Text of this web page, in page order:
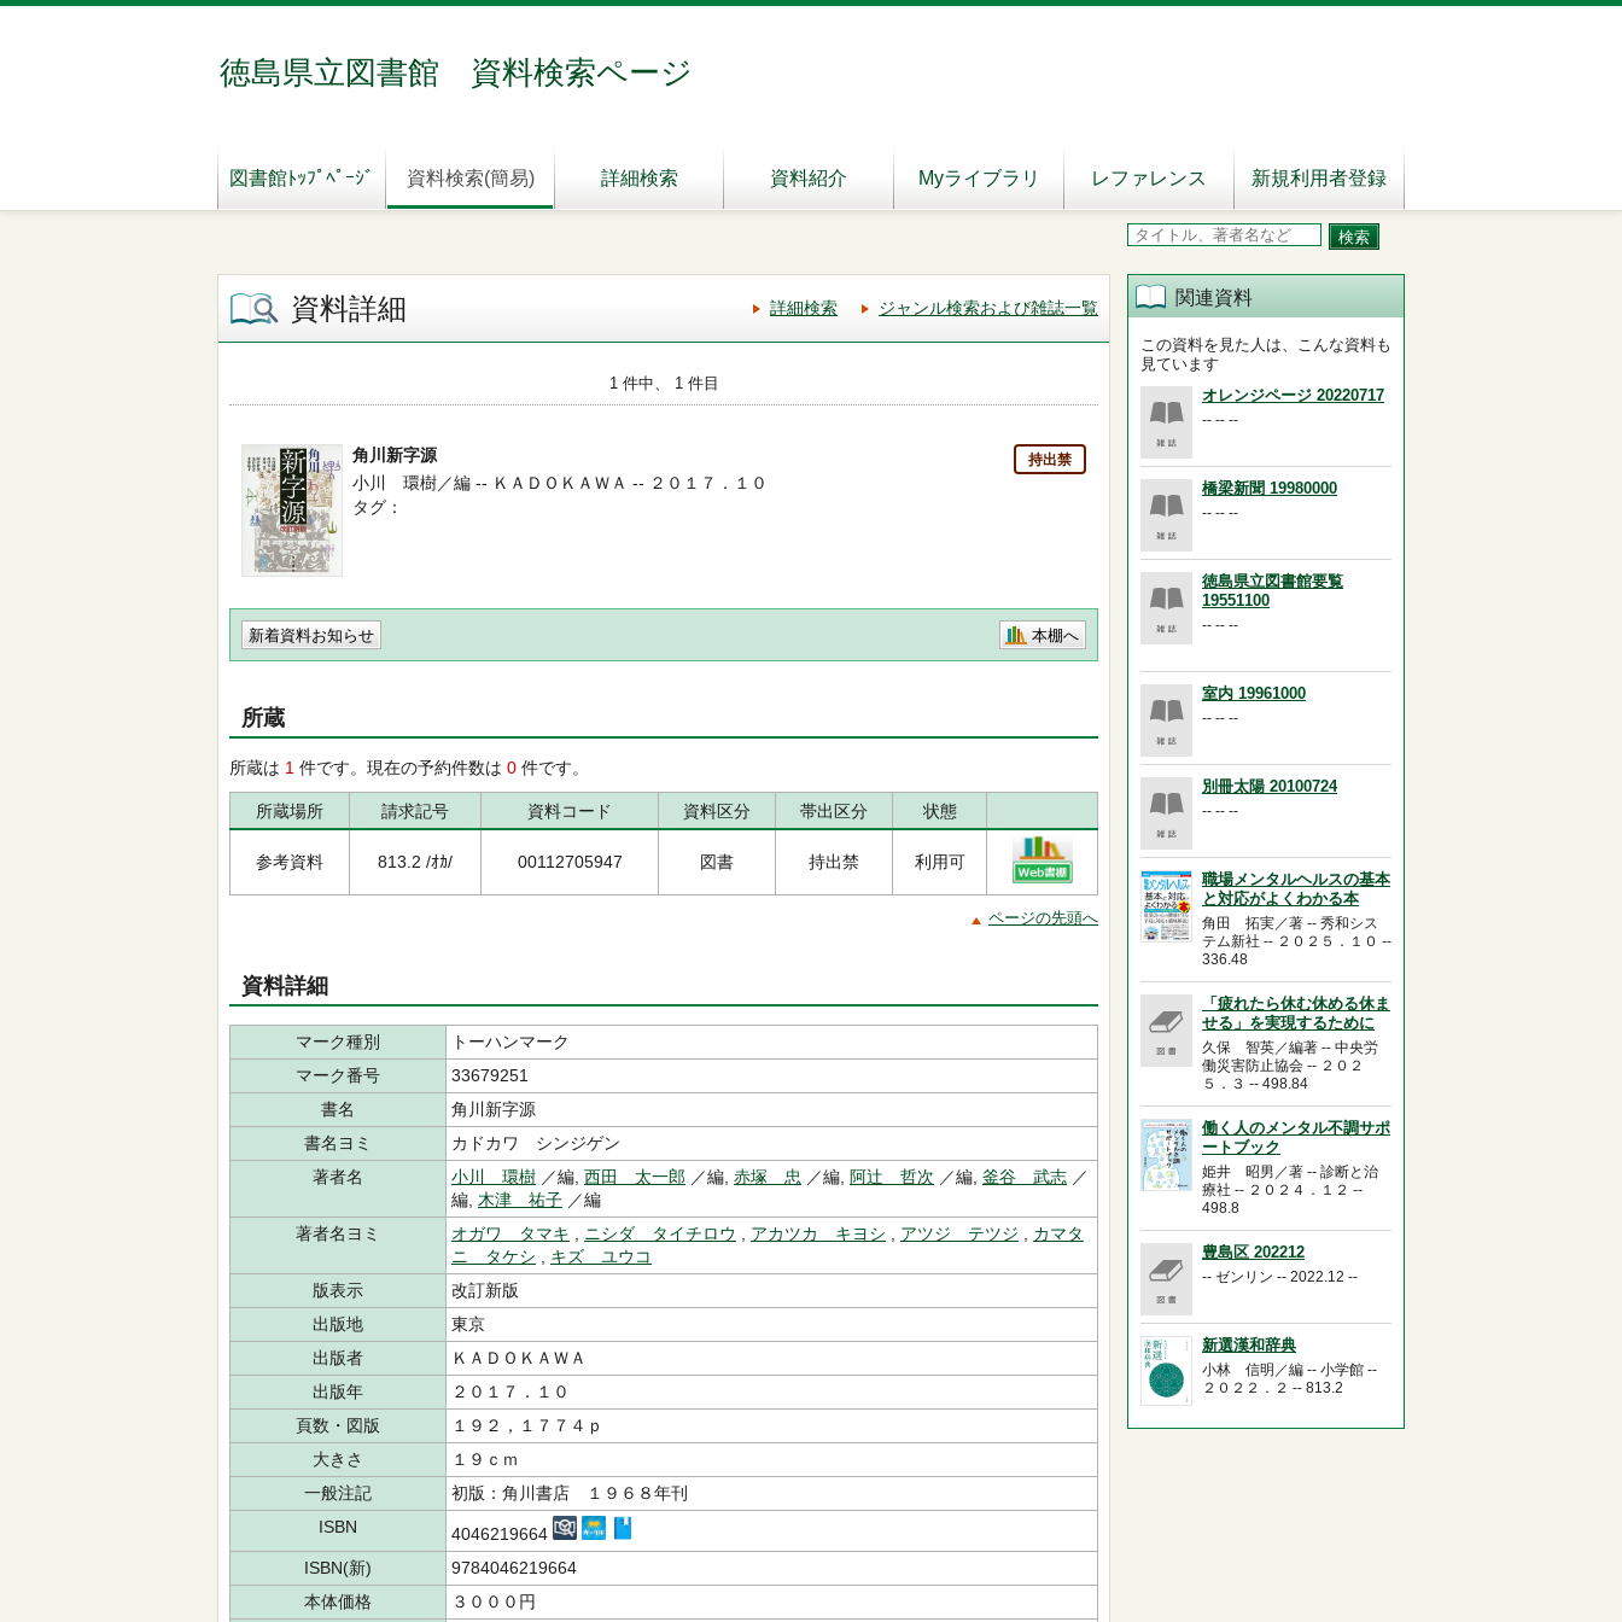
徳島県立図書館 資料検索ページ
図書館ﾄｯﾌﾟﾍﾟｰｼﾞ 資料検索(簡易) 詳細検索 資料紹介 Myライブラリ レファレンス 新規利用者登録
資料詳細 詳細検索 ジャンル検索および雑誌一覧
1 件中、 1 件目
角川新字源 持出禁
小川 環樹／編 -- ＫＡＤＯＫＡＷＡ -- ２０１７．１０
タグ
新着資料お知らせ 本棚へ
所蔵
所蔵は 1 件です。現在の予約件数は 0 件です。
所蔵場所 請求記号 資料コード 資料区分 帯出区分 状態
参考資料 813.2 /ｵｶ/ 00112705947 図書 持出禁 利用可
ページの先頭へ
資料詳細
マーク種別
トーハンマーク
マーク番号
33679251
書名
角川新字源
書名ヨミ
カドカワ シンジゲン
著者名
小川 環樹 ／編, 西田 太一郎 ／編, 赤塚 忠 ／編, 阿辻 哲次 ／編, 釜谷 武志 ／
編, 木津 祐子 ／編
著者名ヨミ
オガワ タマキ ニシダ タイチロウ アカツカ キヨシ アツジ テツジ
カマタ
ニ タケシ
キズ ユウコ
版表示
改訂新版
出版地
東京
出版者
ＫＡＤＯＫＡＷＡ
出版年
２０１７．１０
頁数・図版
１９２，１７７４ｐ
大きさ
１９ｃｍ
一般注記
初版：角川書店 １９６８年刊
ISBN
4046219664
ISBN(新)
9784046219664
本体価格
３０００円
関連資料
この資料を見た人は、こんな資料も
見ています
オレンジページ 20220717
-- -- --
橋梁新聞 19980000
-- -- --
徳島県立図書館要覧
19551100
-- -- --
室内 19961000
-- -- --
別冊太陽 20100724
-- -- --
職場メンタルヘルスの基本
と対応がよくわかる本
角田 拓実／著 -- 秀和シス
テム新社 -- ２０２５．１０ --
336.48
「疲れたら休む休める休ま
せる」を実現するために
久保 智英／編著 -- 中央労
働災害防止協会 -- ２０２
５．３ -- 498.84
働く人のメンタル不調サポ
ートブック
姫井 昭男／著 -- 診断と治
療社 -- ２０２４．１２ --
498.8
豊島区 202212
-- ゼンリン -- 2022.12 --
新選漢和辞典
小林 信明／編 -- 小学館 --
２０２２．２ -- 813.2